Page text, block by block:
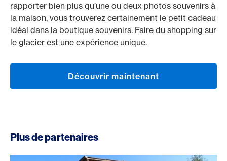
rapporter bien plus qu’une ou deux photos souvenirs à
la maison, vous trouverez certainement le petit cadeau
idéal dans la boutique souvenirs. Faire du shopping sur
le glacier est une expérience unique.
Découvrir maintenant
Plus de partenaires